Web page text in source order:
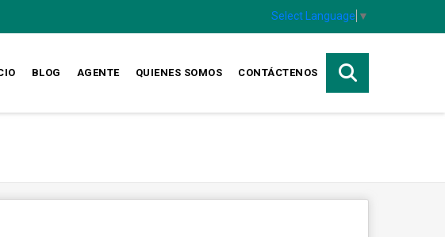
Select Language ▼
BLOG AGENTE QUIENES SOMOS CONTÁCTENOS